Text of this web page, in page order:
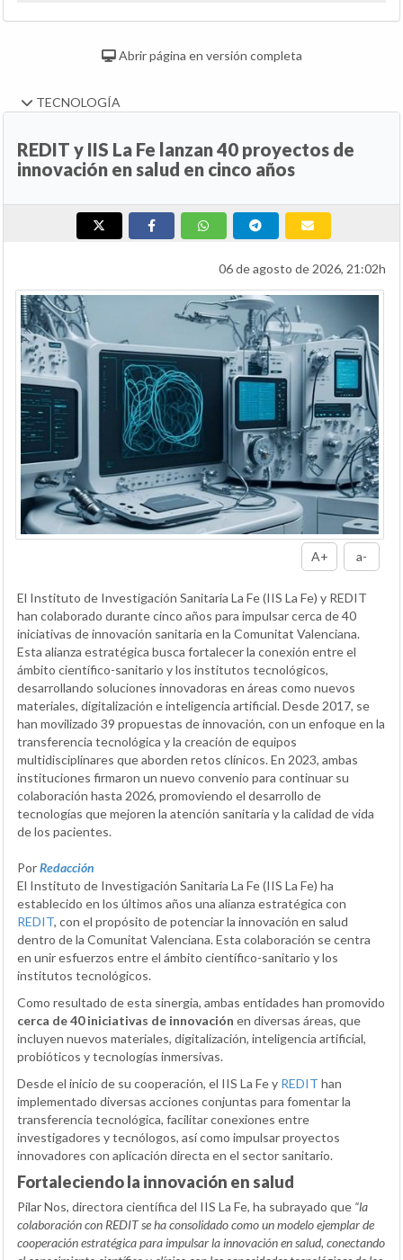
Abrir página en versión completa
TECNOLOGÍA
REDIT y IIS La Fe lanzan 40 proyectos de
innovación en salud en cinco años
06 de agosto de 2026, 21:02h
A+ a-
El Instituto de Investigación Sanitaria La Fe (IIS La Fe) y REDIT
han colaborado durante cinco años para impulsar cerca de 40
iniciativas de innovación sanitaria en la Comunitat Valenciana.
Esta alianza estratégica busca fortalecer la conexión entre el
ámbito científico-sanitario y los institutos tecnológicos,
desarrollando soluciones innovadoras en áreas como nuevos
materiales, digitalización e inteligencia artificial. Desde 2017, se
han movilizado 39 propuestas de innovación, con un enfoque en la
transferencia tecnológica y la creación de equipos
multidisciplinares que aborden retos clínicos. En 2023, ambas
instituciones firmaron un nuevo convenio para continuar su
colaboración hasta 2026, promoviendo el desarrollo de
tecnologías que mejoren la atención sanitaria y la calidad de vida
de los pacientes.
PorRedacción
El Instituto de Investigación Sanitaria La Fe (IIS La Fe) ha
establecido en los últimos años una alianza estratégica con
REDIT, con el propósito de potenciar la innovación en salud
dentro de la Comunitat Valenciana. Esta colaboración se centra
en unir esfuerzos entre el ámbito científico-sanitario y los
institutos tecnológicos.
Como resultado de esta sinergia, ambas entidades han promovido
cerca de 40 iniciativas de innovación en diversas áreas, que
incluyen nuevos materiales, digitalización, inteligencia artificial,
probióticos y tecnologías inmersivas.
Desde el inicio de su cooperación, el IIS La Fe y REDIT han
implementado diversas acciones conjuntas para fomentar la
transferencia tecnológica, facilitar conexiones entre
investigadores y tecnólogos, así como impulsar proyectos
innovadores con aplicación directa en el sector sanitario.
Fortaleciendo la innovación en salud
Pilar Nos, directora científica del IIS La Fe, ha subrayado que “la
colaboración con REDIT se ha consolidado como un modelo ejemplar de
cooperación estratégica para impulsar la innovación en salud, conectando